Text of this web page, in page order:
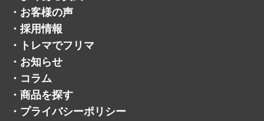
・ お客様の声
・ 採用情報
・
トレマでフリマ
・ お知らせ
・ コラム
・ 商品を探す
・ プライバシーポリシー